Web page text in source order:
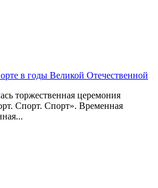
в годы Великой Отечественной
торжественная церемония
Спорт. Спорт». Временная